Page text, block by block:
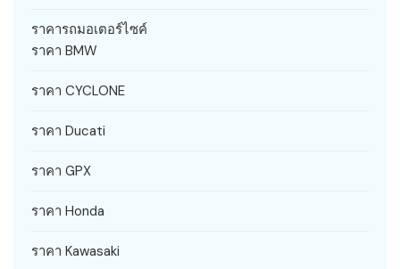
ราคารถมอเตอร์ไซค์
ราคา BMW
ราคา CYCLONE
ราคา Ducati
ราคา GPX
ราคา Honda
ราคา Kawasaki